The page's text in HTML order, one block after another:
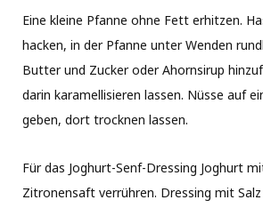
Eine kleine Pfanne ohne Fett erhitzen.
hacken, in der Pfanne unter Wenden
Butter und Zucker oder Ahornsirup
darin karamellisieren lassen. Nüsse auf
geben, dort trocknen lassen.
Für das Joghurt-Senf-Dressing Joghurt
Zitronensaft verrühren. Dressing mit